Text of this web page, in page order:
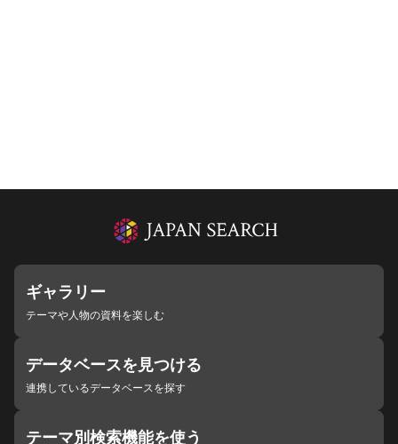
ギャラリー
テーマや人物の資料を楽しむ
データベースを見つける
連携しているデータベースを探す
テーマ別検索機能を使う